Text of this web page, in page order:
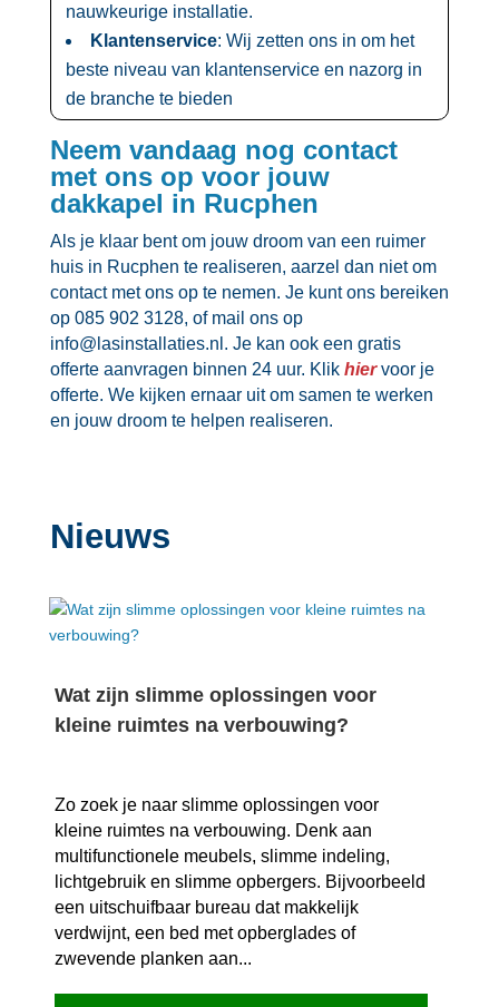
nauwkeurige installatie.​
Klantenservice: Wij zetten ons in om het
beste niveau van klantenservice en nazorg in
de branche te bieden
Neem vandaag nog contact
met ons op voor jouw
dakkapel in Rucphen
Als je klaar bent om jouw droom van een ruimer
huis in Rucphen te realiseren, aarzel dan niet om
contact met ons op te nemen.​ Je kunt ons bereiken
op 085 902 3128, of mail ons op
info@lasinstallaties.​nl.​ Je kan ook een gratis
offerte aanvragen binnen 24 uur.​ Klik hiervoor je
offerte.​ We kijken ernaar uit om samen te werken
en jouw droom te helpen realiseren.​
Nieuws
Wat zijn slimme oplossingen voor
kleine ruimtes na verbouwing?
Zo zoek je naar slimme oplossingen voor
kleine ruimtes na verbouwing.​ Denk aan
multifunctionele meubels, slimme indeling,
lichtgebruik en slimme opbergers.​ Bijvoorbeeld
een uitschuifbaar bureau dat makkelijk
verdwijnt, een bed met opberglades of
zwevende planken aan...